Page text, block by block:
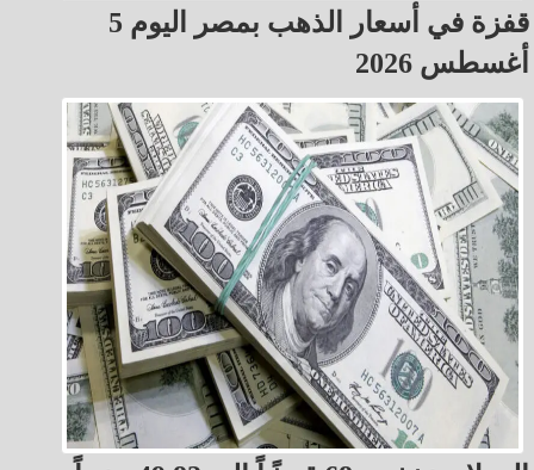
قفزة في أسعار الذهب بمصر اليوم 5
أغسطس 2026